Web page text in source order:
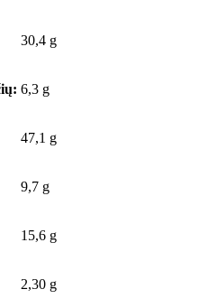
30,4 g
6,3 g
47,1 g
9,7 g
15,6 g
2,30 g